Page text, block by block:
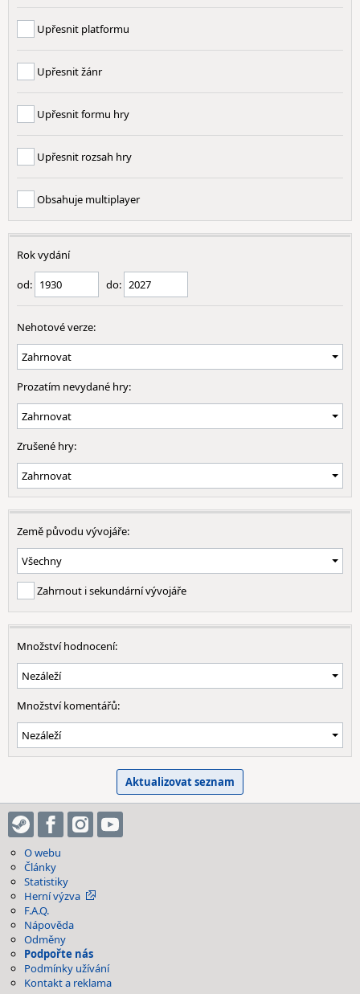
Upřesnit platformu
Upřesnit žánr
Upřesnit formu hry
Upřesnit rozsah hry
Obsahuje multiplayer
Rok vydání
od: do:
Nehotové verze:
Prozatím nevydané hry:
Zrušené hry:
Země původu vývojáře:
Zahrnout i sekundární vývojáře
Množství hodnocení:
Množství komentářů:
O webu
Články
Statistiky
Herní výzva
F.A.Q.
Nápověda
Odměny
Podpořte nás
Podmínky užívání
Kontakt a reklama